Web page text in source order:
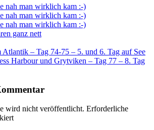
Atlantik – Tag 74-75 – 5. und 6. Tag auf See
Harbour und Grytviken – Tag 77 – 8. Tag
wird nicht veröffentlicht. Erforderliche